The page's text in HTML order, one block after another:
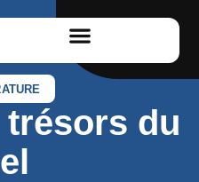
du